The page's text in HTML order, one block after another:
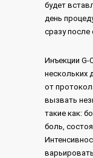
будет
день
сразу после
Инъекции G-
нескольких
от
вызвать
такие как:
боль,